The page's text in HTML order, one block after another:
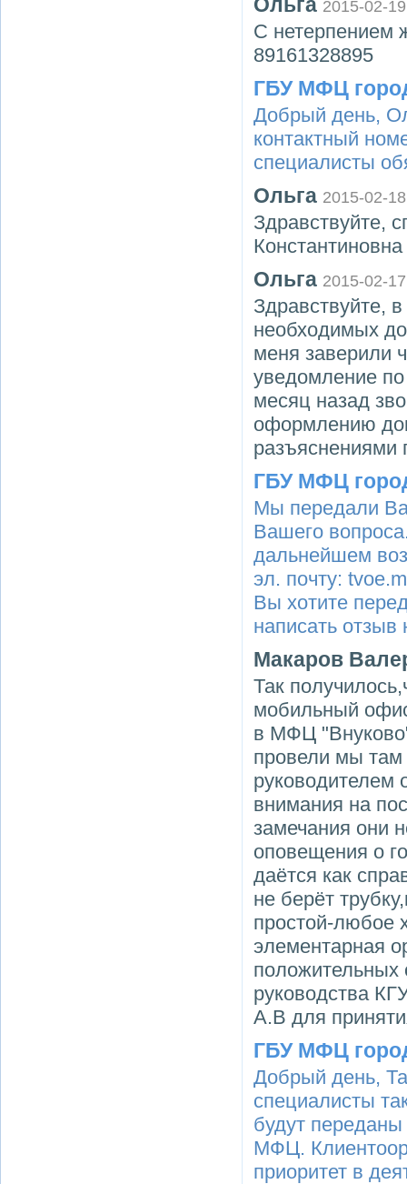
2015-02-19
С нетерпением
89161328895
ГБУ МФЦ
Добрый день,
контактный
специалисты
Ольга 2015-02-18
Здравствуйте,
Ольга 2015-02-17
Здравствуйте,
необходимых
меня заверили
уведомление
месяц назад
оформлению
разъяснениями
ГБУ МФЦ
Мы передали
Вашего
дальнейшем
эл. почту:
Вы хотите
написать отзыв
Макаров
Так
мобильный
в МФЦ
провели мы там
внимания на
замечания они
оповещения о
даётся как
не берёт
простой-любое
элементарная
положительных
руководства
А.В для
ГБУ МФЦ
Добрый день,
специалисты
будут
МФЦ.
приоритет в